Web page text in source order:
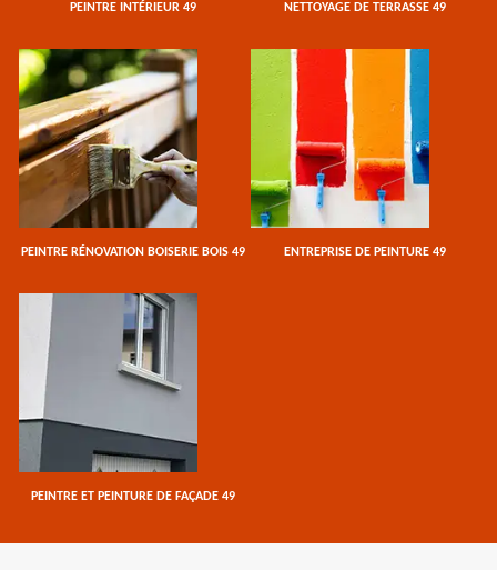
PEINTRE INTÉRIEUR 49 NETTOYAGE DE TERRASSE 49
PEINTRE RÉNOVATION BOISERIE BOIS 49 ENTREPRISE DE PEINTURE 49
PEINTRE ET PEINTURE DE FAÇADE 49